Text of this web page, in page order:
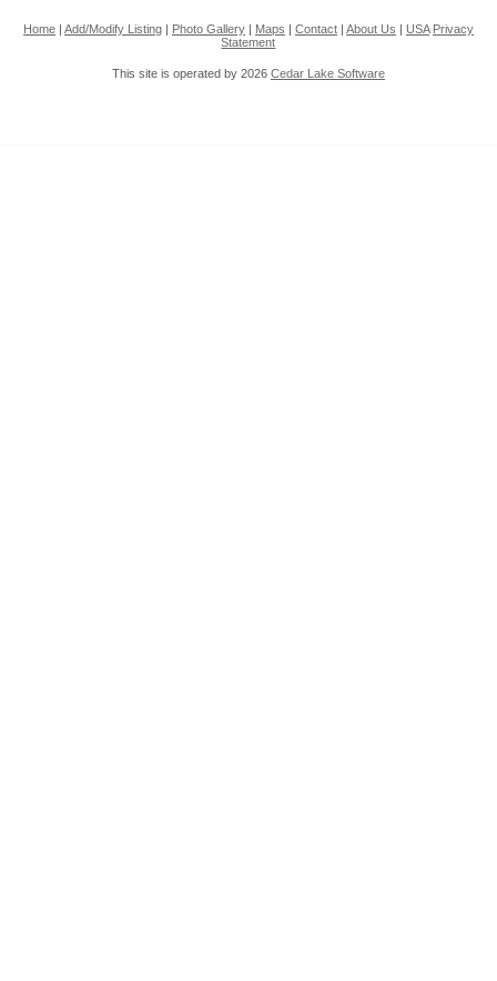
Home| Add/Modify Listing| Photo Gallery| Maps Contact| About Us USA Privacy
Statement
This site is operated by 2026 Cedar Lake Software